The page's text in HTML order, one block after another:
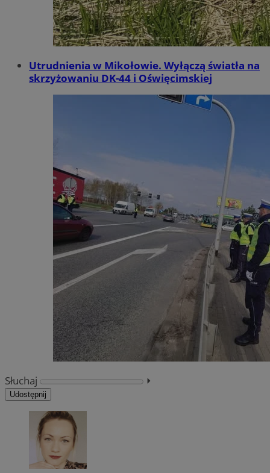
Utrudnienia w Mikołowie. Wyłączą światła na
skrzyżowaniu DK-44 i Oświęcimskiej
Słuchaj ⏵︎
Udostępnij